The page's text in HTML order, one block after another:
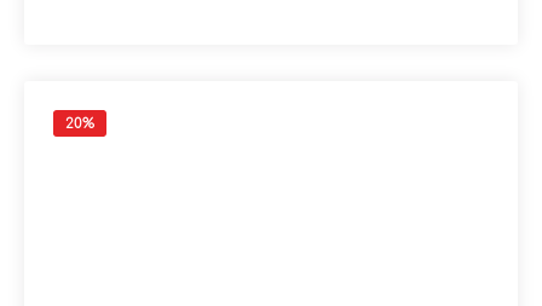
20%